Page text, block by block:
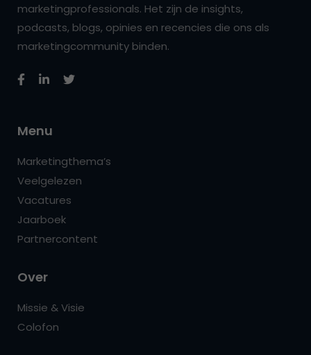
marketingprofessionals. Het zijn de insights,
podcasts, blogs, opinies en recencies die ons als
marketingcommunity binden.
Menu
Marketingthema’s
Veelgelezen
Vacatures
Jaarboek
Partnercontent
Over
Missie & Visie
Colofon